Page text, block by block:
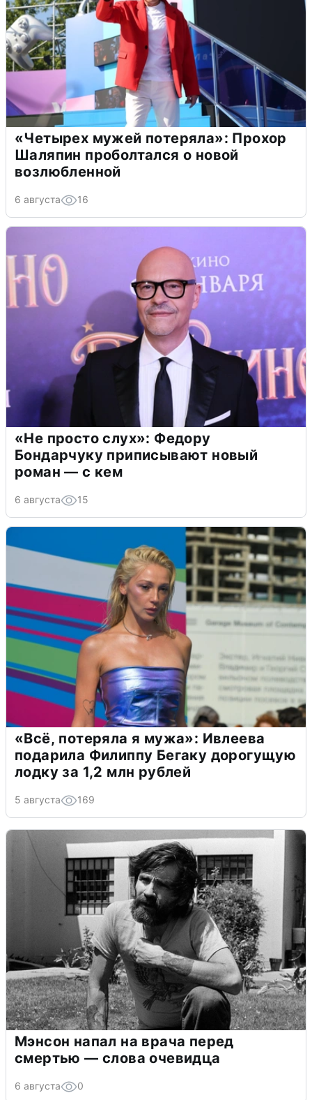
«Четырех мужей потеряла»: Прохор
Шаляпин проболтался о новой
возлюбленной
6 августа 16
«Не просто слух»: Федору
Бондарчуку приписывают новый
роман — с кем
6 августа 15
«Всё, потеряла я мужа»: Ивлеева
подарила Филиппу Бегаку дорогущую
лодку за 1,2 млн рублей
5 августа 169
Мэнсон напал на врача перед
смертью — слова очевидца
6 августа 0